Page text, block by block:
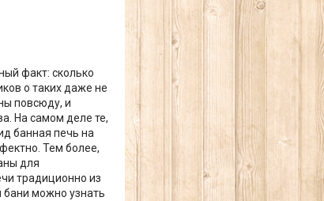
факт: сколько
о таких даже не
повсюду, и
На самом деле те,
банная печь на
Тем более,
для
традиционно из
бани можно узнать